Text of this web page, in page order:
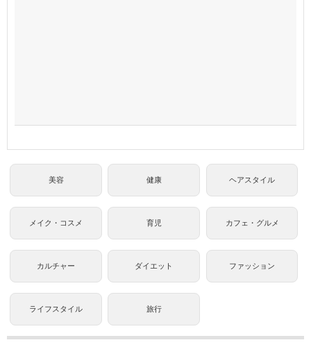
美容 健康 ヘアスタイル
メイク・コスメ 育児 カフェ・グルメ
カルチャー ダイエット ファッション
ライフスタイル 旅行